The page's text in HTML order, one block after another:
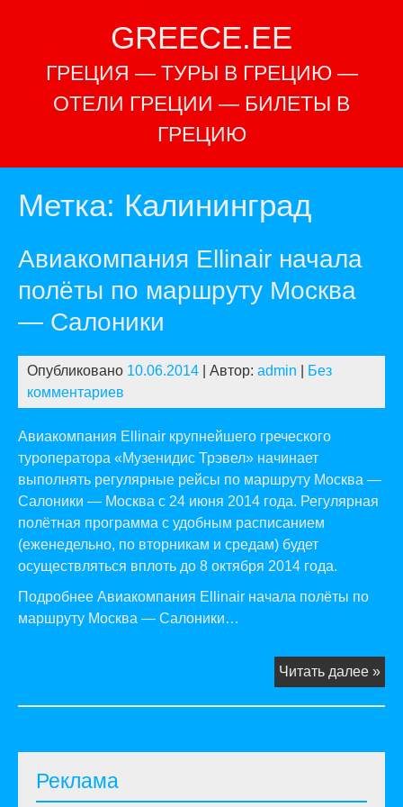
GREECE.EE
ГРЕЦИЯ — ТУРЫ В ГРЕЦИЮ —
ОТЕЛИ ГРЕЦИИ — БИЛЕТЫ В
ГРЕЦИЮ
Метка: Калининград
Авиакомпания Ellinаir начала
полёты по маршруту Москва
— Салоники
Опубликовано 10.06.2014 | Автор: admin
Без
комментариев
Авиакомпания Ellinаir крупнейшего греческого
туроператора «Музенидис Трэвел» начинает
выполнять регулярные рейсы по маршруту Москва —
Салоники — Москва с 24 июня 2014 года. Регулярная
полётная программа с удобным расписанием
(еженедельно, по вторникам и средам) будет
осуществляться вплоть до 8 октября 2014 года.
Подробнее Авиакомпания Ellinаir начала полёты по
маршруту Москва — Салоники…
Читать далее »
по
Реклама